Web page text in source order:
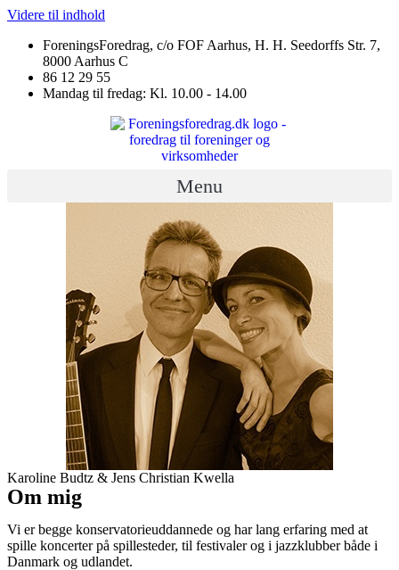
Videre til indhold
ForeningsForedrag, c/o FOF Aarhus, H. H. Seedorffs Str. 7,
8000 Aarhus C
86 12 29 55
Mandag til fredag: Kl. 10.00 - 14.00
Menu
Karoline Budtz & Jens Christian Kwella
Om mig
Vi er begge konservatorieuddannede og har lang erfaring med at
spille koncerter på spillesteder, til festivaler og i jazzklubber både i
Danmark og udlandet.